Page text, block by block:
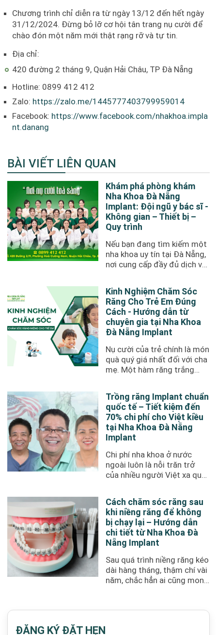
Chương trình chỉ diễn ra từ ngày 13/12 đến hết ngày
31/12/2024. Đừng bỏ lỡ cơ hội tân trang nụ cười để
chào đón một năm mới thật rạng rỡ và tự tin.
Địa chỉ:
420 đường 2 tháng 9, Quận Hải Châu, TP Đà Nẵng
Hotline: 0899 412 412
Zalo: https://zalo.me/1445777403799959014
Facebook: https://www.facebook.com/nhakhoa.impla
nt.danang
BÀI VIẾT LIÊN QUAN
Khám phá phòng khám
Nha Khoa Đà Nẵng
Implant: Đội ngũ y bác sĩ -
Không gian – Thiết bị –
Quy trình
Nếu bạn đang tìm kiếm một
nha khoa uy tín tại Đà Nẵng,
nơi cung cấp đầy đủ dịch vụ
Kinh Nghiệm Chăm Sóc
Răng Cho Trẻ Em Đúng
Cách - Hướng dẫn từ
chuyên gia tại Nha Khoa
Đà Nẵng Implant
Nụ cười của trẻ chính là món
quà quý giá nhất đối với cha
mẹ. Một hàm răng trắng
Trồng răng Implant chuẩn
quốc tế – Tiết kiệm đến
70% chi phí cho Việt kiều
tại Nha Khoa Đà Nẵng
Implant
Chi phí nha khoa ở nước
ngoài luôn là nỗi trăn trở
của nhiều người Việt xa quê,
Cách chăm sóc răng sau
khi niềng răng để không
bị chạy lại – Hướng dẫn
chi tiết từ Nha Khoa Đà
Nẵng Implant
Sau quá trình niềng răng kéo
dài hàng tháng, thậm chí vài
năm, chắc hẳn ai cũng mong
ĐĂNG KÝ ĐẶT HẸN